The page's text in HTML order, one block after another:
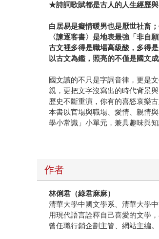
★詩詞歌賦都是古人的人生經歷
白居易是癡情暖男也是厭世社畜
〈諫逐客書〉是地表最強「非自
古文裡多得是職場高級酸，多得是
以古文為鑑，照亮的不僅是國文
國文讀的不只是字詞音律，更是
親，更把文字沒寫出的時代背景
歷史不斷重演，你有的喜怒哀樂
本書以官場與職場、愛情、親情
學小常識」小單元，兼具趣味與
作者
林俐君（綠君麻麻）
清華大學中國文學系、清華大學
用現代語言詮釋自己喜愛的文學
曾任職行銷企劃主管、網站主編